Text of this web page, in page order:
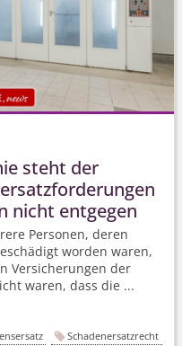
steht der
nicht entgegen
Personen, deren
worden waren,
Versicherungen der
waren, dass die ...
Schadenersatzrecht